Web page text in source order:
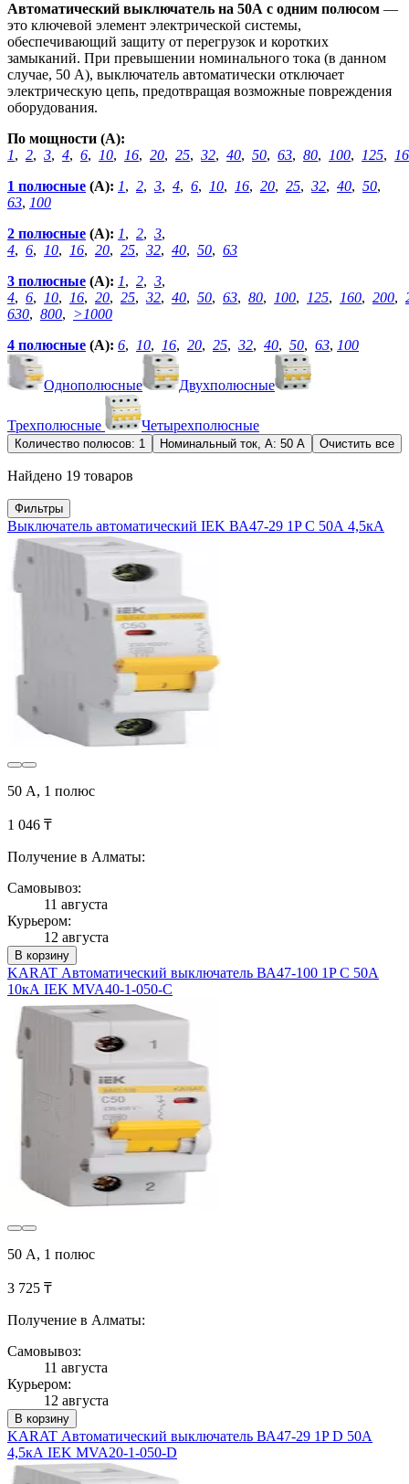
Автоматический выключатель на 50А с одним полюсом —
это ключевой элемент электрической системы,
обеспечивающий защиту от перегрузок и коротких
замыканий. При превышении номинального тока (в данном
случае, 50 А), выключатель автоматически отключает
электрическую цепь, предотвращая возможные повреждения
оборудования.
По мощности (А):
1, 2, 3, 4, 6, 10, 16, 20, 25, 32, 40, 50, 63, 80, 100, 125,
1 полюсные (А): 1, 2, 3, 4, 6, 10, 16, 20, 25, 32, 40, 50,
63, 100
2 полюсные (А): 1, 2, 3,
4, 6, 10, 16, 20, 25, 32, 40, 50, 63
3 полюсные (А): 1, 2, 3,
4, 6, 10, 16, 20, 25, 32, 40, 50, 63, 80, 100, 125, 160, 200,
630, 800, >1000
4 полюсные (А): 6, 10, 16, 20, 25, 32, 40, 50, 63, 100
Однополюсные Двухполюсные
Трехполюсные Четырехполюсные
Количество полюсов: 1 Номинальный ток, А: 50 А Очистить все
Найдено 19 товаров
Фильтры
Выключатель автоматический IEK ВА47-29 1P C 50А 4,5кА
50 А, 1 полюс
1 046 ₸
Получение в Алматы:
Самовывоз:
11 августа
Курьером:
12 августа
В корзину
KARAT Автоматический выключатель ВА47-100 1P C 50А
10кА IEK MVA40-1-050-C
50 А, 1 полюс
3 725 ₸
Получение в Алматы:
Самовывоз:
11 августа
Курьером:
12 августа
В корзину
KARAT Автоматический выключатель ВА47-29 1P D 50А
4,5кА IEK MVA20-1-050-D